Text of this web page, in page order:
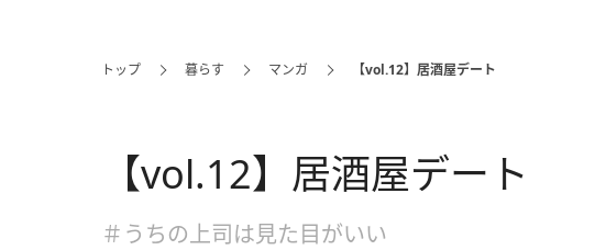
トップ 暮らす マンガ 【vol.12】居酒屋デート
【vol.12】居酒屋デート
＃うちの上司は見た目がいい